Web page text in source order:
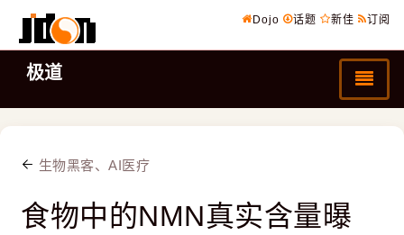
Dojo 话题 新佳 订阅
极道
生物黑客、AI医疗
食物中的NMN真实含量曝